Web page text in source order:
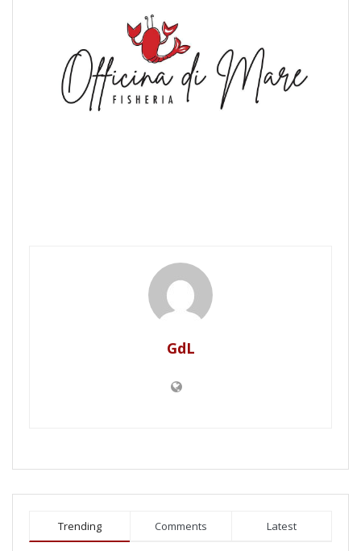
GdL
Trending Comments Latest